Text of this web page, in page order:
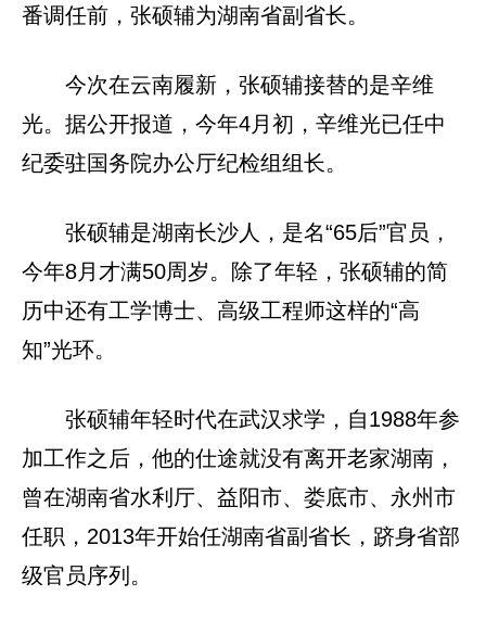
番调任前，张硕辅为湖南省副省长。
今次在云南履新，张硕辅接替的是辛维
光。据公开报道，今年4月初，辛维光已任中
纪委驻国务院办公厅纪检组组长。
张硕辅是湖南长沙人，是名“65后”官员，
今年8月才满50周岁。除了年轻，张硕辅的简
历中还有工学博士、高级工程师这样的“高
知”光环。
张硕辅年轻时代在武汉求学，自1988年参
加工作之后，他的仕途就没有离开老家湖南，
曾在湖南省水利厅、益阳市、娄底市、永州市
任职，2013年开始任湖南省副省长，跻身省部
级官员序列。